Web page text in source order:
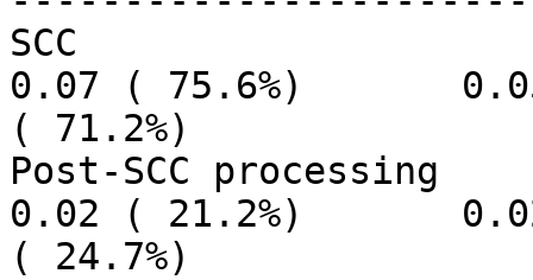
SCC
0.07 ( 75.6%)
( 71.2%)
Post-SCC
0.02 ( 21.2%)
( 24.7%)